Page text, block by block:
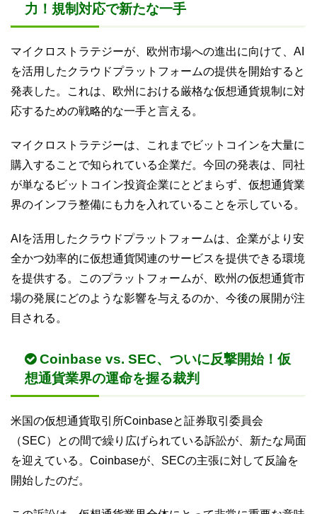
力！規制対応で新たな一手
マイクロストラテジーが、欧州市場への進出に向けて、AI
を活用したクラウドプラットフォームの提供を開始すると
発表した。これは、欧州における厳格な仮想通貨規制に対
応するための戦略的な一手と言える。
マイクロストラテジーは、これまでビットコインを大量に
購入することで知られている企業だ。今回の発表は、同社
が単なるビットコイン投資企業にとどまらず、仮想通貨業
界のインフラ整備にも力を入れていることを示している。
AIを活用したクラウドプラットフォームは、企業がより安
全かつ効率的に仮想通貨関連のサービスを提供できる環境
を提供する。このプラットフォームが、欧州の仮想通貨市
場の発展にどのような影響を与えるのか、今後の展開が注
目される。
Coinbase vs. SEC、ついに反撃開始！仮
想通貨業界の運命を握る裁判
米国の仮想通貨取引所Coinbaseと証券取引委員会
（SEC）との間で繰り広げられている訴訟が、新たな局面
を迎えている。Coinbaseが、SECの主張に対して反論を
開始したのだ。